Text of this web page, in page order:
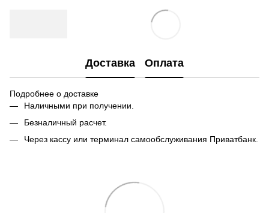
Доставка Оплата
Подробнее о доставке
Наличными при получении.
Безналичный расчет.
Через кассу или терминал самообслуживания Приватбанк.